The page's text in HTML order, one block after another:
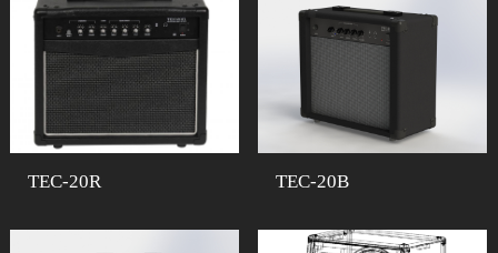
TEC-20R TEC-20B